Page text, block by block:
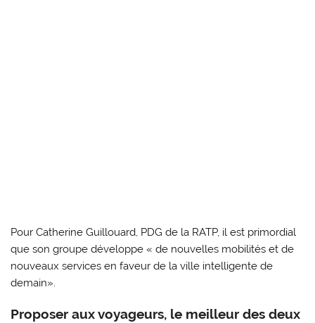
Pour Catherine Guillouard, PDG de la RATP, il est primordial
que son groupe développe « de nouvelles mobilités et de
nouveaux services en faveur de la ville intelligente de
demain».
Proposer aux voyageurs, le meilleur des deux